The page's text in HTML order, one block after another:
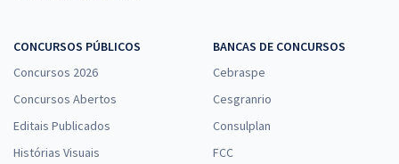
TRF 4ª Região - Tribunal Regional Federal da 4ª Região RS - Analista
Judiciário - Apoio Especializado - Engenheiro Mecânico
à vista
CONCURSOS PÚBLICOS
Concursos 2026
Concursos Abertos
Editais Publicados
Histórias Visuais
BANCAS DE CONCURSOS
Cebraspe
Cesgranrio
Consulplan
FCC